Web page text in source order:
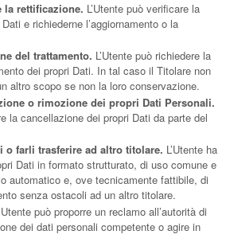
la rettificazione. L’Utente può verificare la
e richiederne l’aggiornamento o la
del trattamento. L’Utente può richiedere la
dei propri Dati. In tal caso il Titolare non
altro scopo se non la loro conservazione.
o rimozione dei propri Dati Personali.
la cancellazione dei propri Dati da parte del
o farli trasferire ad altro titolare. L’Utente ha
Dati in formato strutturato, di uso comune e
automatico e, ove tecnicamente fattibile, di
senza ostacoli ad un altro titolare.
può proporre un reclamo all’autorità di
dei dati personali competente o agire in